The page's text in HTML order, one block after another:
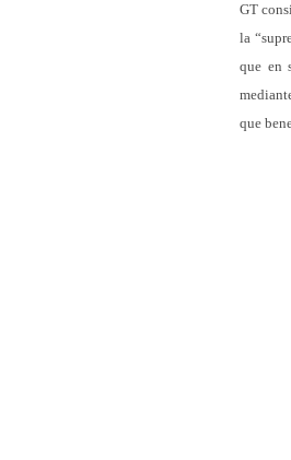
GT
la
que en
que